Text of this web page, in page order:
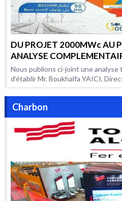
DU PROJET 2000MWc AU
ANALYSE
Nous publions ci-joint une
d’établir Mr. Boukhalfa YAICI,
Charbon